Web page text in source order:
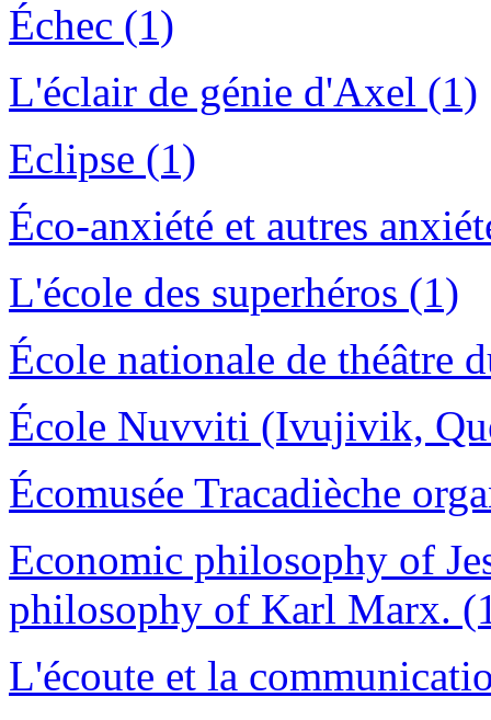
Échec (1)
L'éclair de génie d'Axel (1)
Eclipse (1)
Éco-anxiété et autres
L'école des superhéros (1)
École nationale de théâtre
École Nuvviti (Ivujivik,
Écomusée Tracadièche
Economic philosophy of
philosophy of Karl Marx.
L'écoute et la